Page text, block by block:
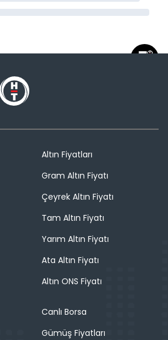
Altın Fiyatları
Gram Altın Fiyatı
Çeyrek Altın Fiyatı
Tam Altın Fiyatı
Yarım Altın Fiyatı
Ata Altın Fiyatı
Altın ONS Fiyatı
Canlı Borsa
Gümüş Fiyatları